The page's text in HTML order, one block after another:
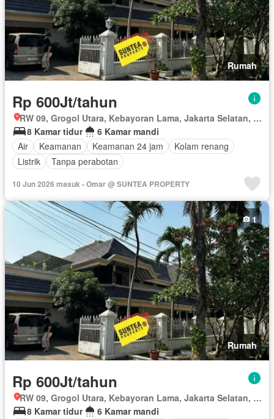
Rumah
Rp 600Jt/tahun
RW 09, Grogol Utara, Kebayoran Lama, Jakarta Selatan, Daerah Khusus Ibukota Jakarta
8 Kamar tidur
6 Kamar mandi
Air
Keamanan Keamanan 24 jam
Kolam renang
Listrik
Tanpa perabotan
10 Jun 2026 masuk - Omar @ SUNTEA PROPERTY
Rumah
1
Rp 600Jt/tahun
RW 09, Grogol Utara, Kebayoran Lama, Jakarta Selatan, Daerah Khusus Ibukota Jakarta
8 Kamar tidur
6 Kamar mandi